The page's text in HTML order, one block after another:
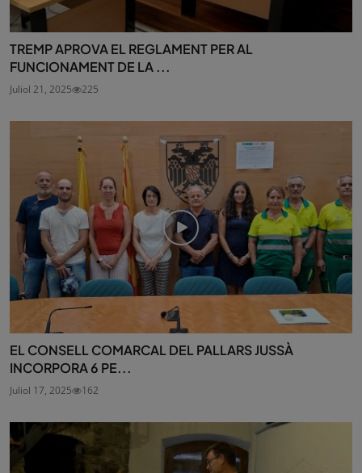
TREMP APROVA EL REGLAMENT PER AL
FUNCIONAMENT DE LA ...
Juliol 21, 2025 225
EL CONSELL COMARCAL DEL PALLARS JUSSÀ
INCORPORA 6 PE...
Juliol 17, 2025 162